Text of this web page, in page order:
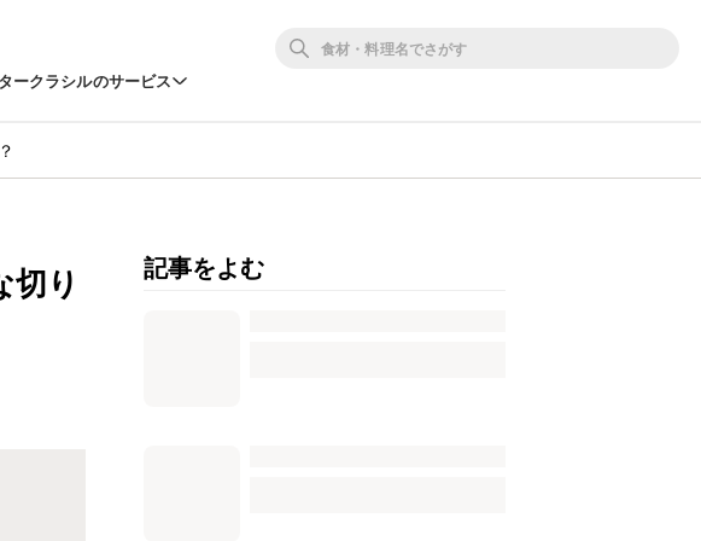
ークラシルのサービス
切り
記事をよむ